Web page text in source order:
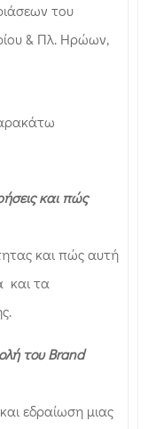
του
& Πλ. Ηρώων,
και πώς
και πώς αυτή
και τα
του Brand
εδραίωση μιας